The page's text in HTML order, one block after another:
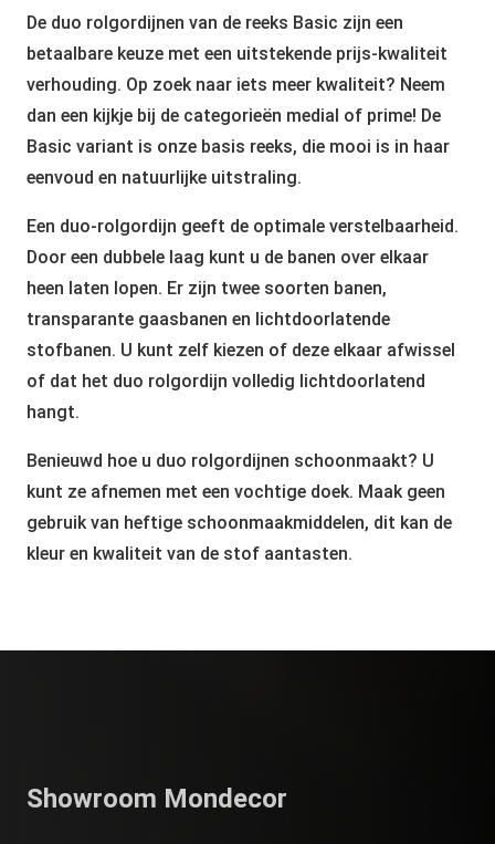
De duo rolgordijnen van de reeks Basic zijn een
betaalbare keuze met een uitstekende prijs-kwaliteit
verhouding. Op zoek naar iets meer kwaliteit? Neem
dan een kijkje bij de categorieën medial of prime! De
Basic variant is onze basis reeks, die mooi is in haar
eenvoud en natuurlijke uitstraling.
Een duo-rolgordijn geeft de optimale verstelbaarheid.
Door een dubbele laag kunt u de banen over elkaar
heen laten lopen. Er zijn twee soorten banen,
transparante gaasbanen en lichtdoorlatende
stofbanen. U kunt zelf kiezen of deze elkaar afwissel
of dat het duo rolgordijn volledig lichtdoorlatend
hangt.
Benieuwd hoe u duo rolgordijnen schoonmaakt? U
kunt ze afnemen met een vochtige doek. Maak geen
gebruik van heftige schoonmaakmiddelen, dit kan de
kleur en kwaliteit van de stof aantasten.
Showroom Mondecor